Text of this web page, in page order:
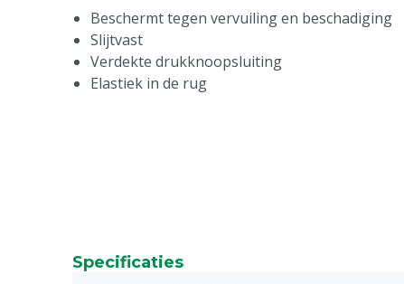
Beschermt tegen vervuiling en beschadiging
Slijtvast
Verdekte drukknoopsluiting
Elastiek in de rug
Specificaties